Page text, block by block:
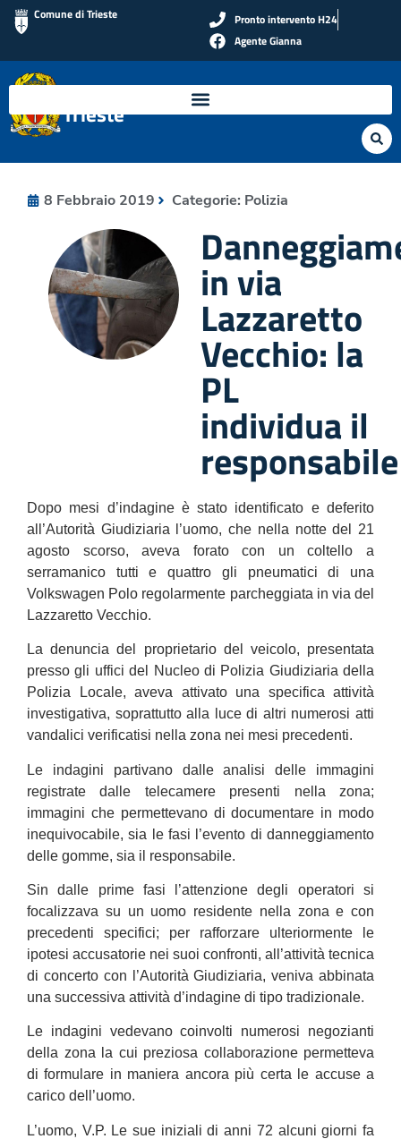
Comune di Trieste
Pronto intervento H24
Agente Gianna
Polizia Locale di
Trieste
8 Febbraio 2019 Categorie: Polizia
in via
Lazzaretto
Vecchio: la
PL
individua il
responsabile
Dopo mesi d’indagine è stato identificato e deferito
all’Autorità Giudiziaria l’uomo, che nella notte del 21
agosto scorso, aveva forato con un coltello a
serramanico tutti e quattro gli pneumatici di una
Volkswagen Polo regolarmente parcheggiata in via del
Lazzaretto Vecchio.
La denuncia del proprietario del veicolo, presentata
presso gli uffici del Nucleo di Polizia Giudiziaria della
Polizia Locale, aveva attivato una specifica attività
investigativa, soprattutto alla luce di altri numerosi atti
vandalici verificatisi nella zona nei mesi precedenti.
Le indagini partivano dalle analisi delle immagini
registrate dalle telecamere presenti nella zona;
immagini che permettevano di documentare in modo
inequivocabile, sia le fasi l’evento di danneggiamento
delle gomme, sia il responsabile.
Sin dalle prime fasi l’attenzione degli operatori si
focalizzava su un uomo residente nella zona e con
precedenti specifici; per rafforzare ulteriormente le
ipotesi accusatorie nei suoi confronti, all’attività tecnica
di concerto con l’Autorità Giudiziaria, veniva abbinata
una successiva attività d’indagine di tipo tradizionale.
Le indagini vedevano coinvolti numerosi negozianti
della zona la cui preziosa collaborazione permetteva
di formulare in maniera ancora più certa le accuse a
carico dell’uomo.
L’uomo, V.P. Le sue iniziali di anni 72 alcuni giorni fa